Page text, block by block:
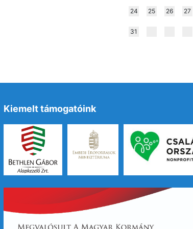
24 25 26 27
31
Kiemelt támogatóink